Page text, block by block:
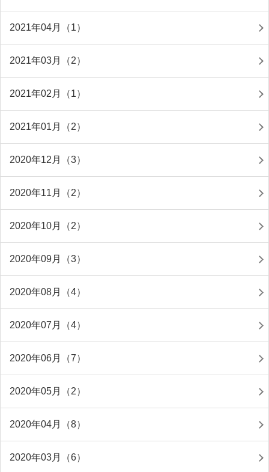
2021年04月（1）
2021年03月（2）
2021年02月（1）
2021年01月（2）
2020年12月（3）
2020年11月（2）
2020年10月（2）
2020年09月（3）
2020年08月（4）
2020年07月（4）
2020年06月（7）
2020年05月（2）
2020年04月（8）
2020年03月（6）